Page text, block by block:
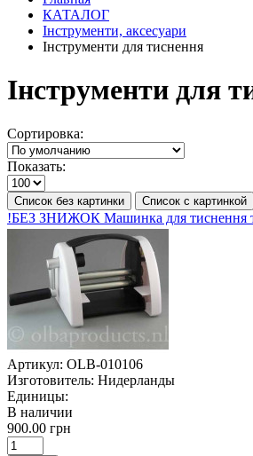
КАТАЛОГ
Інструменти, аксесуари
Інструменти для тиснення
Інструменти для
Сортировка:
Показать:
Список без картинки Список с картинкой
!БЕЗ ЗНИЖОК Машинка для тиснення
Артикул: OLB-010106
Изготовитель: Нидерланды
Единицы:
В наличии
900.00 грн